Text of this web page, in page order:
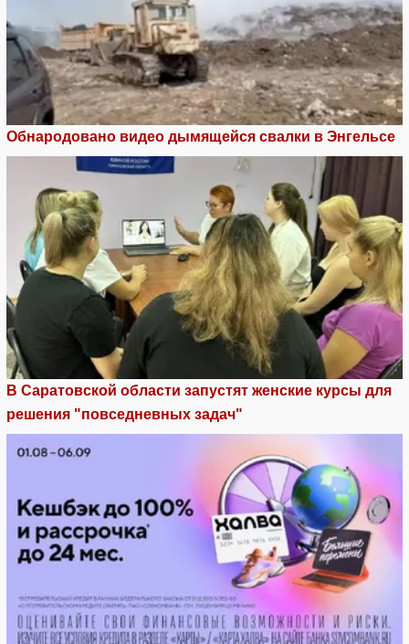
Обнародовано видео дымящейся свалки в Энгельсе
В Саратовской области запустят женские курсы для
решения "повседневных задач"